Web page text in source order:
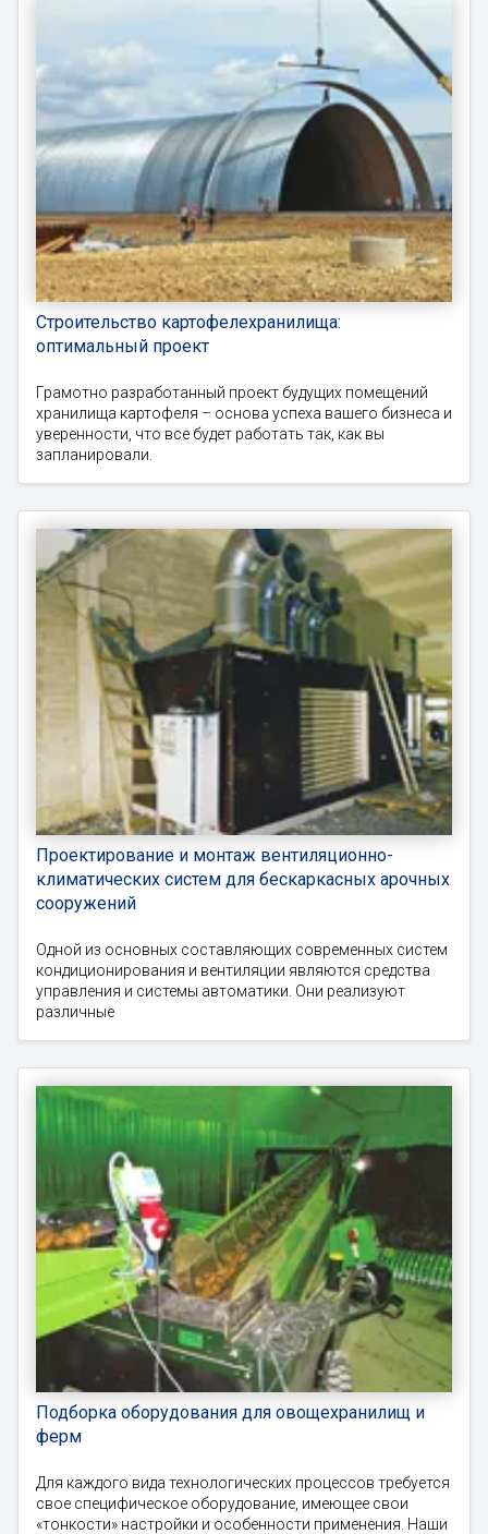
Строительство картофелехранилища:
оптимальный проект
Грамотно разработанный проект будущих помещений
хранилища картофеля – основа успеха вашего бизнеса и
уверенности, что все будет работать так, как вы
запланировали.
Проектирование и монтаж вентиляционно-
климатических систем для бескаркасных арочных
сооружений
Одной из основных составляющих современных систем
кондиционирования и вентиляции являются средства
управления и системы автоматики. Они реализуют
различные
Подборка оборудования для овощехранилищ и
ферм
Для каждого вида технологических процессов требуется
свое специфическое оборудование, имеющее свои
«тонкости» настройки и особенности применения. Наши